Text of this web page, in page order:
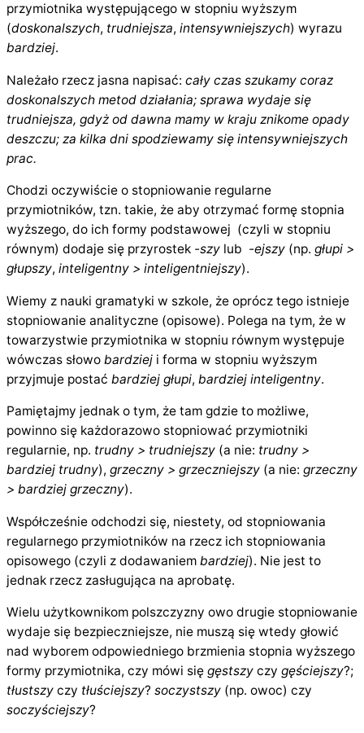
przymiotnika występującego w stopniu wyższym
(doskonalszych, trudniejsza, intensywniejszych) wyrazu
bardziej.
Należało rzecz jasna napisać: cały czas szukamy coraz
doskonalszych metod działania; sprawa wydaje się
trudniejsza, gdyż od dawna mamy w kraju znikome opady
deszczu; za kilka dni spodziewamy się intensywniejszych
prac.
Chodzi oczywiście o stopniowanie regularne
przymiotników, tzn. takie, że aby otrzymać formę stopnia
wyższego, do ich formy podstawowej (czyli w stopniu
równym) dodaje się przyrostek -szy lub -ejszy (np. głupi >
głupszy, inteligentny > inteligentniejszy).
Wiemy z nauki gramatyki w szkole, że oprócz tego istnieje
stopniowanie analityczne (opisowe). Polega na tym, że w
towarzystwie przymiotnika w stopniu równym występuje
wówczas słowo bardziej i forma w stopniu wyższym
przyjmuje postać bardziej głupi, bardziej inteligentny.
Pamiętajmy jednak o tym, że tam gdzie to możliwe,
powinno się każdorazowo stopniować przymiotniki
regularnie, np. trudny > trudniejszy (a nie: trudny >
bardziej trudny), grzeczny > grzeczniejszy (a nie: grzeczny
> bardziej grzeczny).
Współcześnie odchodzi się, niestety, od stopniowania
regularnego przymiotników na rzecz ich stopniowania
opisowego (czyli z dodawaniem bardziej). Nie jest to
jednak rzecz zasługująca na aprobatę.
Wielu użytkownikom polszczyzny owo drugie stopniowanie
wydaje się bezpieczniejsze, nie muszą się wtedy głowić
nad wyborem odpowiedniego brzmienia stopnia wyższego
formy przymiotnika, czy mówi się gęstszy czy gęściejszy?;
tłustszy czy tłuściejszy? soczystszy (np. owoc) czy
soczyściejszy?